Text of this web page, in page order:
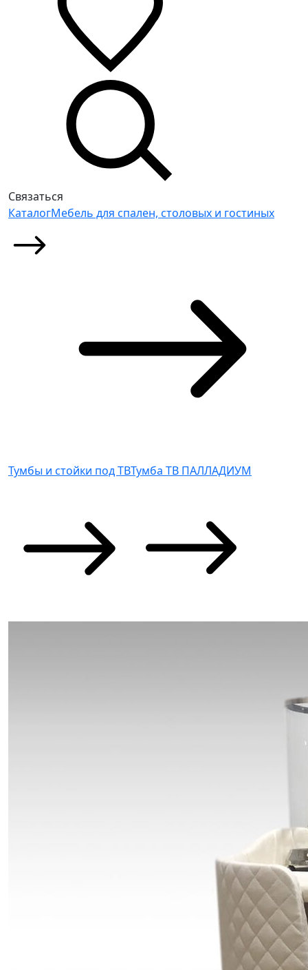
Связаться
КаталогМебель для спален, столовых и гостиных
Тумбы и стойки под ТВТумба ТВ ПАЛЛАДИУМ